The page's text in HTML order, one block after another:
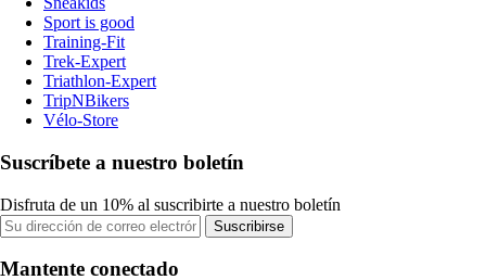
Sport is good
Training-Fit
Trek-Expert
Triathlon-Expert
TripNBikers
Vélo-Store
Suscríbete a nuestro boletín
Disfruta de un 10% al suscribirte a nuestro boletín
Suscribirse
Mantente conectado